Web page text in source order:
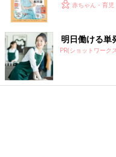
赤ちゃん・育児
明日働ける単
PR(ショットワーク